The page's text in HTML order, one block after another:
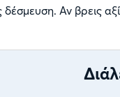
Αν βρεις